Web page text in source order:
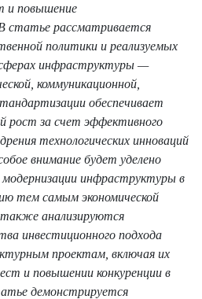
и повышение
статье рассматривается
политики и реализуемых
инфраструктуры —
коммуникационной,
обеспечивает
рост за счет эффективного
технологических инноваций
внимание будет уделено
инфраструктуры в
тем самым экономической
анализируются
инвестиционного подхода
проектам, включая их
и повышении конкуренции в
демонстрируется